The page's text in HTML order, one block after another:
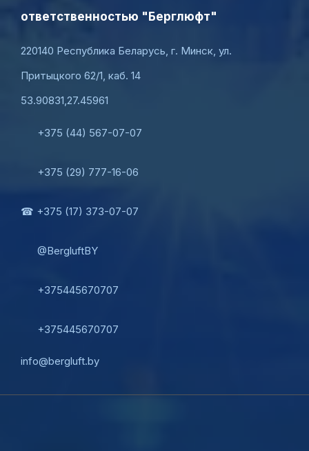
ответственностью "Берглюфт"
220140 Республика Беларусь, г. Минск, ул.
Притыцкого 62/1, каб. 14
53.90831,27.45961
+375 (44) 567-07-07
+375 (29) 777-16-06
☎ +375 (17) 373-07-07
@BergluftBY
+375445670707
+375445670707
info@bergluft.by